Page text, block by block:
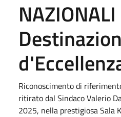
Riconoscimento di
ritirato dal Sindaco Valerio
2025, nella prestigiosa Sala